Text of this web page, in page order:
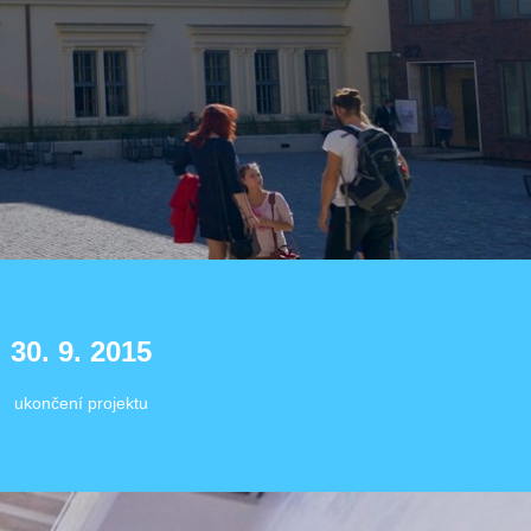
30. 9. 2015
ukončení projektu